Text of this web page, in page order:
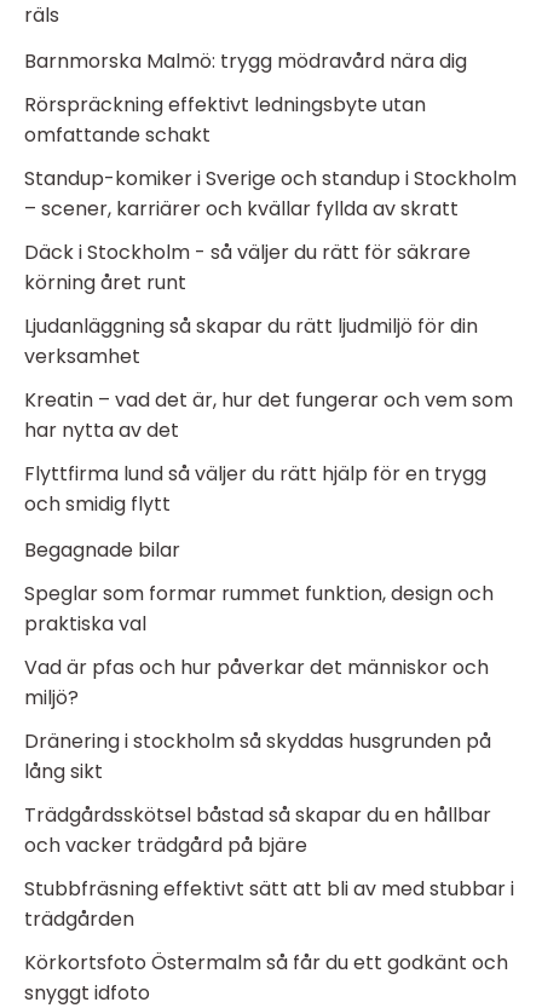
räls
Barnmorska Malmö: trygg mödravård nära dig
Rörspräckning effektivt ledningsbyte utan
omfattande schakt
Standup-komiker i Sverige och standup i Stockholm
– scener, karriärer och kvällar fyllda av skratt
Däck i Stockholm - så väljer du rätt för säkrare
körning året runt
Ljudanläggning så skapar du rätt ljudmiljö för din
verksamhet
Kreatin – vad det är, hur det fungerar och vem som
har nytta av det
Flyttfirma lund så väljer du rätt hjälp för en trygg
och smidig flytt
Begagnade bilar
Speglar som formar rummet funktion, design och
praktiska val
Vad är pfas och hur påverkar det människor och
miljö?
Dränering i stockholm så skyddas husgrunden på
lång sikt
Trädgårdsskötsel båstad så skapar du en hållbar
och vacker trädgård på bjäre
Stubbfräsning effektivt sätt att bli av med stubbar i
trädgården
Körkortsfoto Östermalm så får du ett godkänt och
snyggt idfoto